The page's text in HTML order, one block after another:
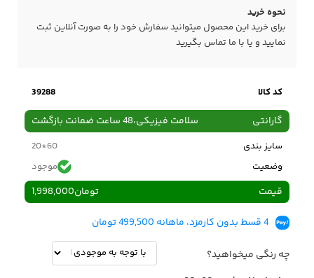
نحوه خرید
برای خرید این محصول میتوانید سفارش خود را به صورت آنلاین ثبت
نمایید و یا با ما تماس بگیرید
کد کالا 39288
گارانتی سلامت فیزیکی،48 ساعت ضمانت بازگشت
سایز بندی
60*20
وضعیت
موجود
قیمت 1,998,000تومان
4 قسط بدون کارمزد، ماهانه 499,500 تومان
چه رنگی میخواهید؟